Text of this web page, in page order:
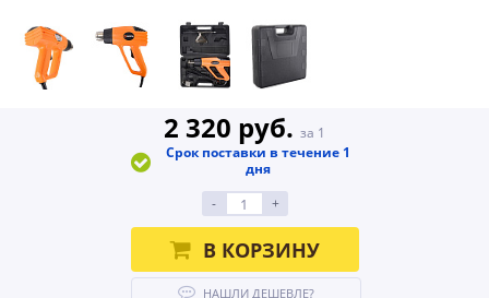
2 320 руб. за 1
Срок поставки в течение 1
дня
-
+
В КОРЗИНУ
НАШЛИ ДЕШЕВЛЕ?